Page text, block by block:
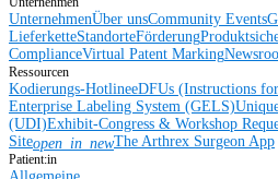
UnternehmenÜber unsCommunity Events
LieferketteStandorteFörderung
ComplianceVirtual Patent Marking
Ressourcen
Kodierungs-HotlineeDFUs (Instructions
Enterprise Labeling System (GELS)
(UDI)Exhibit-Congress & Workshop
Siteopen_in_newThe Arthrex Surgeon App
Patient:in